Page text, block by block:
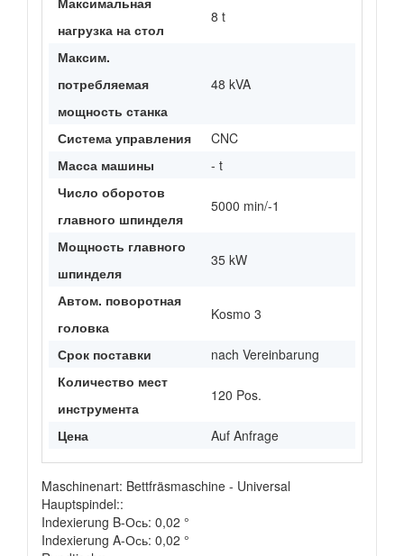
нагрузка на стол
8 t
Максим.
потребляемая
мощность станка
48 kVA
Система управления
CNC
Масса машины
- t
Число оборотов
главного шпинделя
5000 min/-1
Мощность главного
шпинделя
35 kW
Автом. поворотная
головка
Kosmo 3
Срок поставки
nach Vereinbarung
Количество мест
инструмента
120 Pos.
Цена Auf Anfrage
Maschinenart: Bettfräsmaschine - Universal
Hauptspindel::
Indexierung B-Ось: 0,02 °
Indexierung A-Ось: 0,02 °